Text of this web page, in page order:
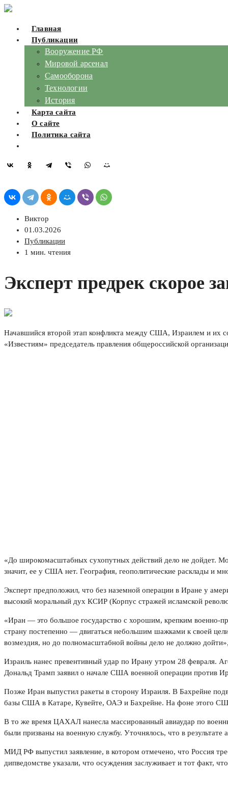
Skip
content
Главная
Публикации
Вооружение РФ
Мировой арсенал
Самооборона
Технологии
История
Карта сайта
О сайте
Политика сайта
Виктор
01.03.2026
Публикации
1 мин. чтения
Эксперт предрек скорое
Начавшийся второй этап конфликта между США, Израилем и их
«Известиям» председатель правления общероссийской
«До широкомасштабных сухопутных действий дело не дойдет.
значит, ее у США нет. География, геополитические расклады и
Эксперт предположил, что без наземной операции в Иране у
высокий моральный дух КСИР (Корпус стражей исламской
«Иран — это большое государство с хорошим, крепким военно-
страну постепенно — двигаться небольшим шажками к своей
возмездия, но до полномасштабной войны дело не должно
Израиль нанес превентивный удар по Ирану утром 28 февраля.
Дональд Трамп заявил о начале США военной операции против
Позже Иран выпустил ракеты в сторону Израиля. В Бахрейне
базы США в Катаре, Кувейте, ОАЭ и Бахрейне. На фоне этого
В то же время ЦАХАЛ нанесла массированный авиаудар по
были призваны на военную службу. Уточнялось, что в
МИД РФ выпустил заявление, в котором отмечено, что Россия
дипведомстве указали, что осуждения заслуживает и тот факт,